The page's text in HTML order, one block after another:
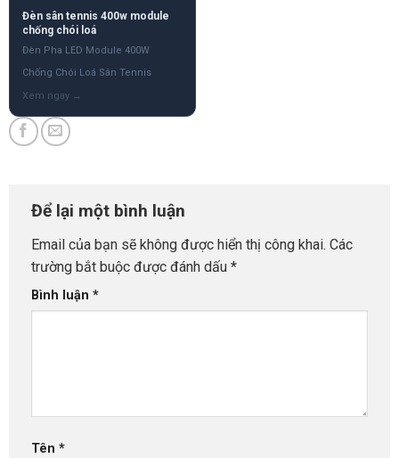
Đèn sân tennis 400w module
chống chói loá
Đèn Pha LED Module 400W
Chống Chói Loá Sân Tennis
Để lại một bình luận
Email của bạn sẽ không được hiển thị công khai. Các
trường bắt buộc được đánh dấu *
Bình luận *
Tên *